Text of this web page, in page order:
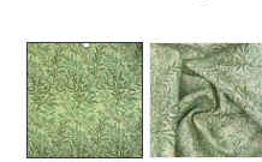
VAATETUSKANKAAT
SISUSTUSKANKAAT
YLEISKANKAAT